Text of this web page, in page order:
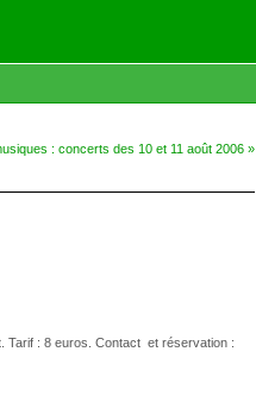
: concerts des 10 et 11 août 2006 »
Tarif : 8 euros. Contact et réservation :